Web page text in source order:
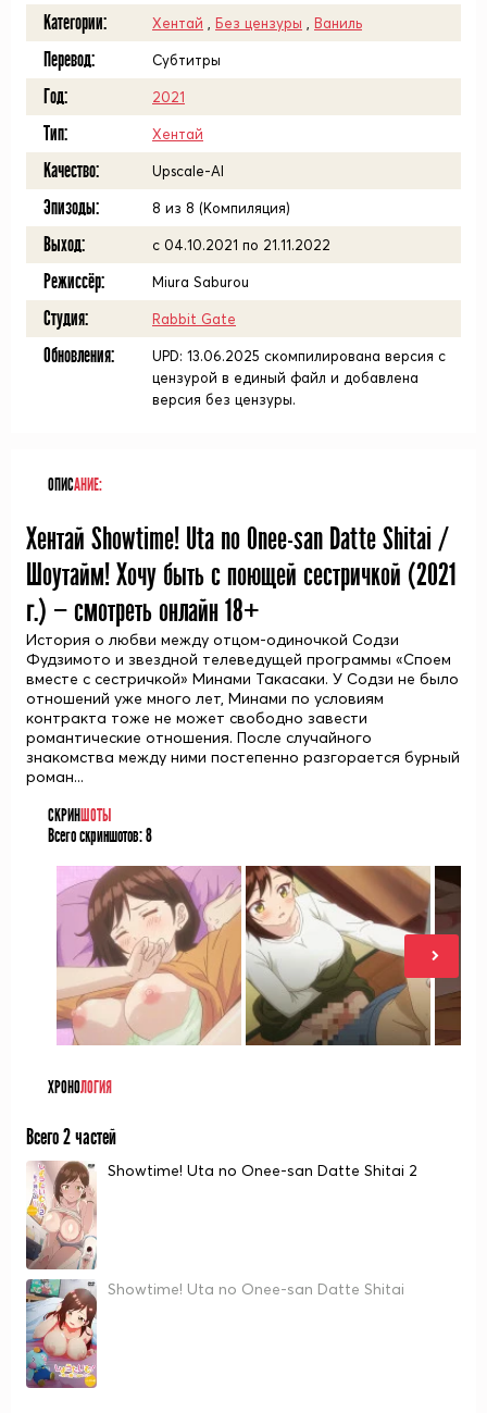
Категории: Хентай Без цензуры Ваниль
Перевод: Субтитры
Год: 2021
Тип: Хентай
Качество: Upscale-AI
Эпизоды: 8 из 8 (Компиляция)
Выход: с 04.10.2021 по 21.11.2022
Режиссёр: Miura Saburou
Студия: Rabbit Gate
Обновления:
UPD: 13.06.2025 скомпилирована версия с
цензурой в единый файл и добавлена
версия без цензуры.
ОПИСАНИЕ:
Хентай Showtime! Uta no Onee-san Datte Shitai /
Шоутайм! Хочу быть с поющей сестричкой (2021
г.) — смотреть онлайн 18+
История о любви между отцом-одиночкой Содзи
Фудзимото и звездной телеведущей программы «Споем
вместе с сестричкой» Минами Такасаки. У Содзи не было
отношений уже много лет, Минами по условиям
контракта тоже не может свободно завести
романтические отношения. После случайного
знакомства между ними постепенно разгорается бурный
роман...
СКРИН ШОТЫ
Всего скриншотов:8
ХРОНОЛОГИЯ
Всего 2 частей
Showtime! Uta no Onee-san Datte Shitai 2
Showtime! Uta no Onee-san Datte Shitai